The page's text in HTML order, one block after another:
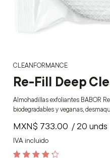
CLEANFORMANCE
Re-Fill Deep
Almohadillas exfoliantes BABOR
biodegradables y veganas,
MXN$ 733.00
IVA incluido
/ 20 unds